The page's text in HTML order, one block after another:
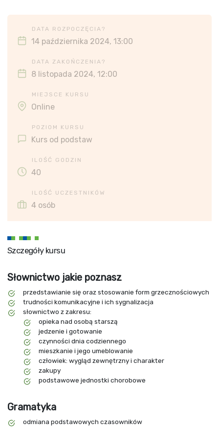
DATA ROZPOCZĘCIA?
14 października 2024, 13:00
DATA ZAKOŃCZENIA?
8 listopada 2024, 12:00
MIEJSCE KURSU
Online
POZIOM KURSU
Kurs od podstaw
ILOŚĆ GODZIN
40
ILOŚĆ UCZESTNIKÓW
4 osób
Szczegóły kursu
Słownictwo jakie poznasz
przedstawianie się oraz stosowanie form grzecznościowych
trudności komunikacyjne i ich sygnalizacja
słownictwo z zakresu:
opieka nad osobą starszą
jedzenie i gotowanie
czynności dnia codziennego
mieszkanie i jego umeblowanie
człowiek: wygląd zewnętrzny i charakter
zakupy
podstawowe jednostki chorobowe
Gramatyka
odmiana podstawowych czasowników